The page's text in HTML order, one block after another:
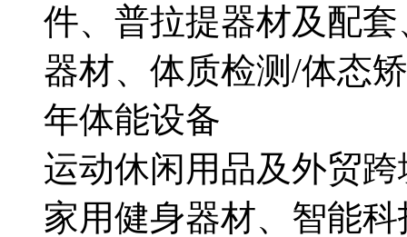
件、普拉提器材及配
器材、体质检测/体态
年体能设备
运动休闲用品及外贸
家用健身器材、智能